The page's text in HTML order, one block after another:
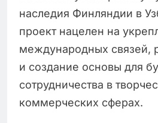
наследия Финляндии в
проект нацелен на
международных связей,
и создание основы для
сотрудничества в
коммерческих сферах.